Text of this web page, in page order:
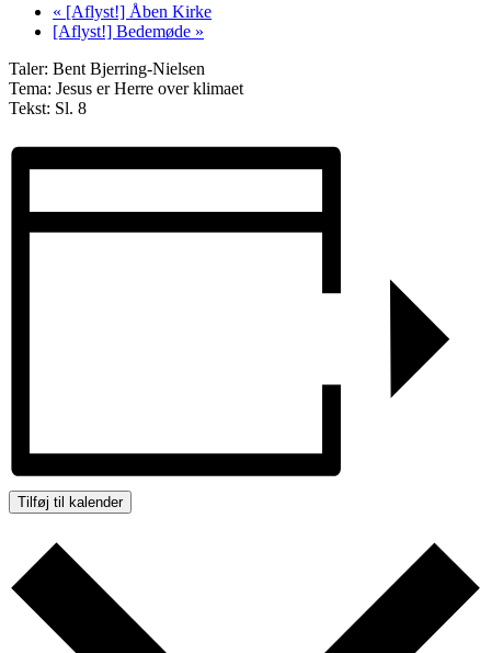
« [Aflyst!] Åben Kirke
[Aflyst!] Bedemøde »
Taler: Bent Bjerring-Nielsen
Tema: Jesus er Herre over klimaet
Tekst: Sl. 8
Tilføj til kalender